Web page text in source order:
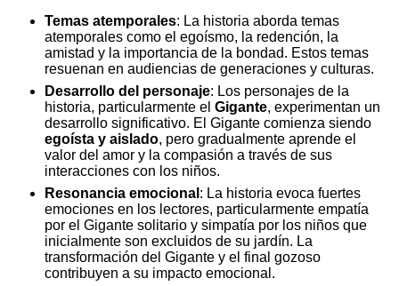
Temas atemporales: La historia aborda temas
atemporales como el egoísmo, la redención, la
amistad y la importancia de la bondad. Estos temas
resuenan en audiencias de generaciones y culturas.
Desarrollo del personaje: Los personajes de la
historia, particularmente el Gigante, experimentan un
desarrollo significativo. El Gigante comienza siendo
egoísta y aislado, pero gradualmente aprende el
valor del amor y la compasión a través de sus
interacciones con los niños.
Resonancia emocional : La historia evoca fuertes
emociones en los lectores, particularmente empatía
por el Gigante solitario y simpatía por los niños que
inicialmente son excluidos de su jardín. La
transformación del Gigante y el final gozoso
contribuyen a su impacto emocional.